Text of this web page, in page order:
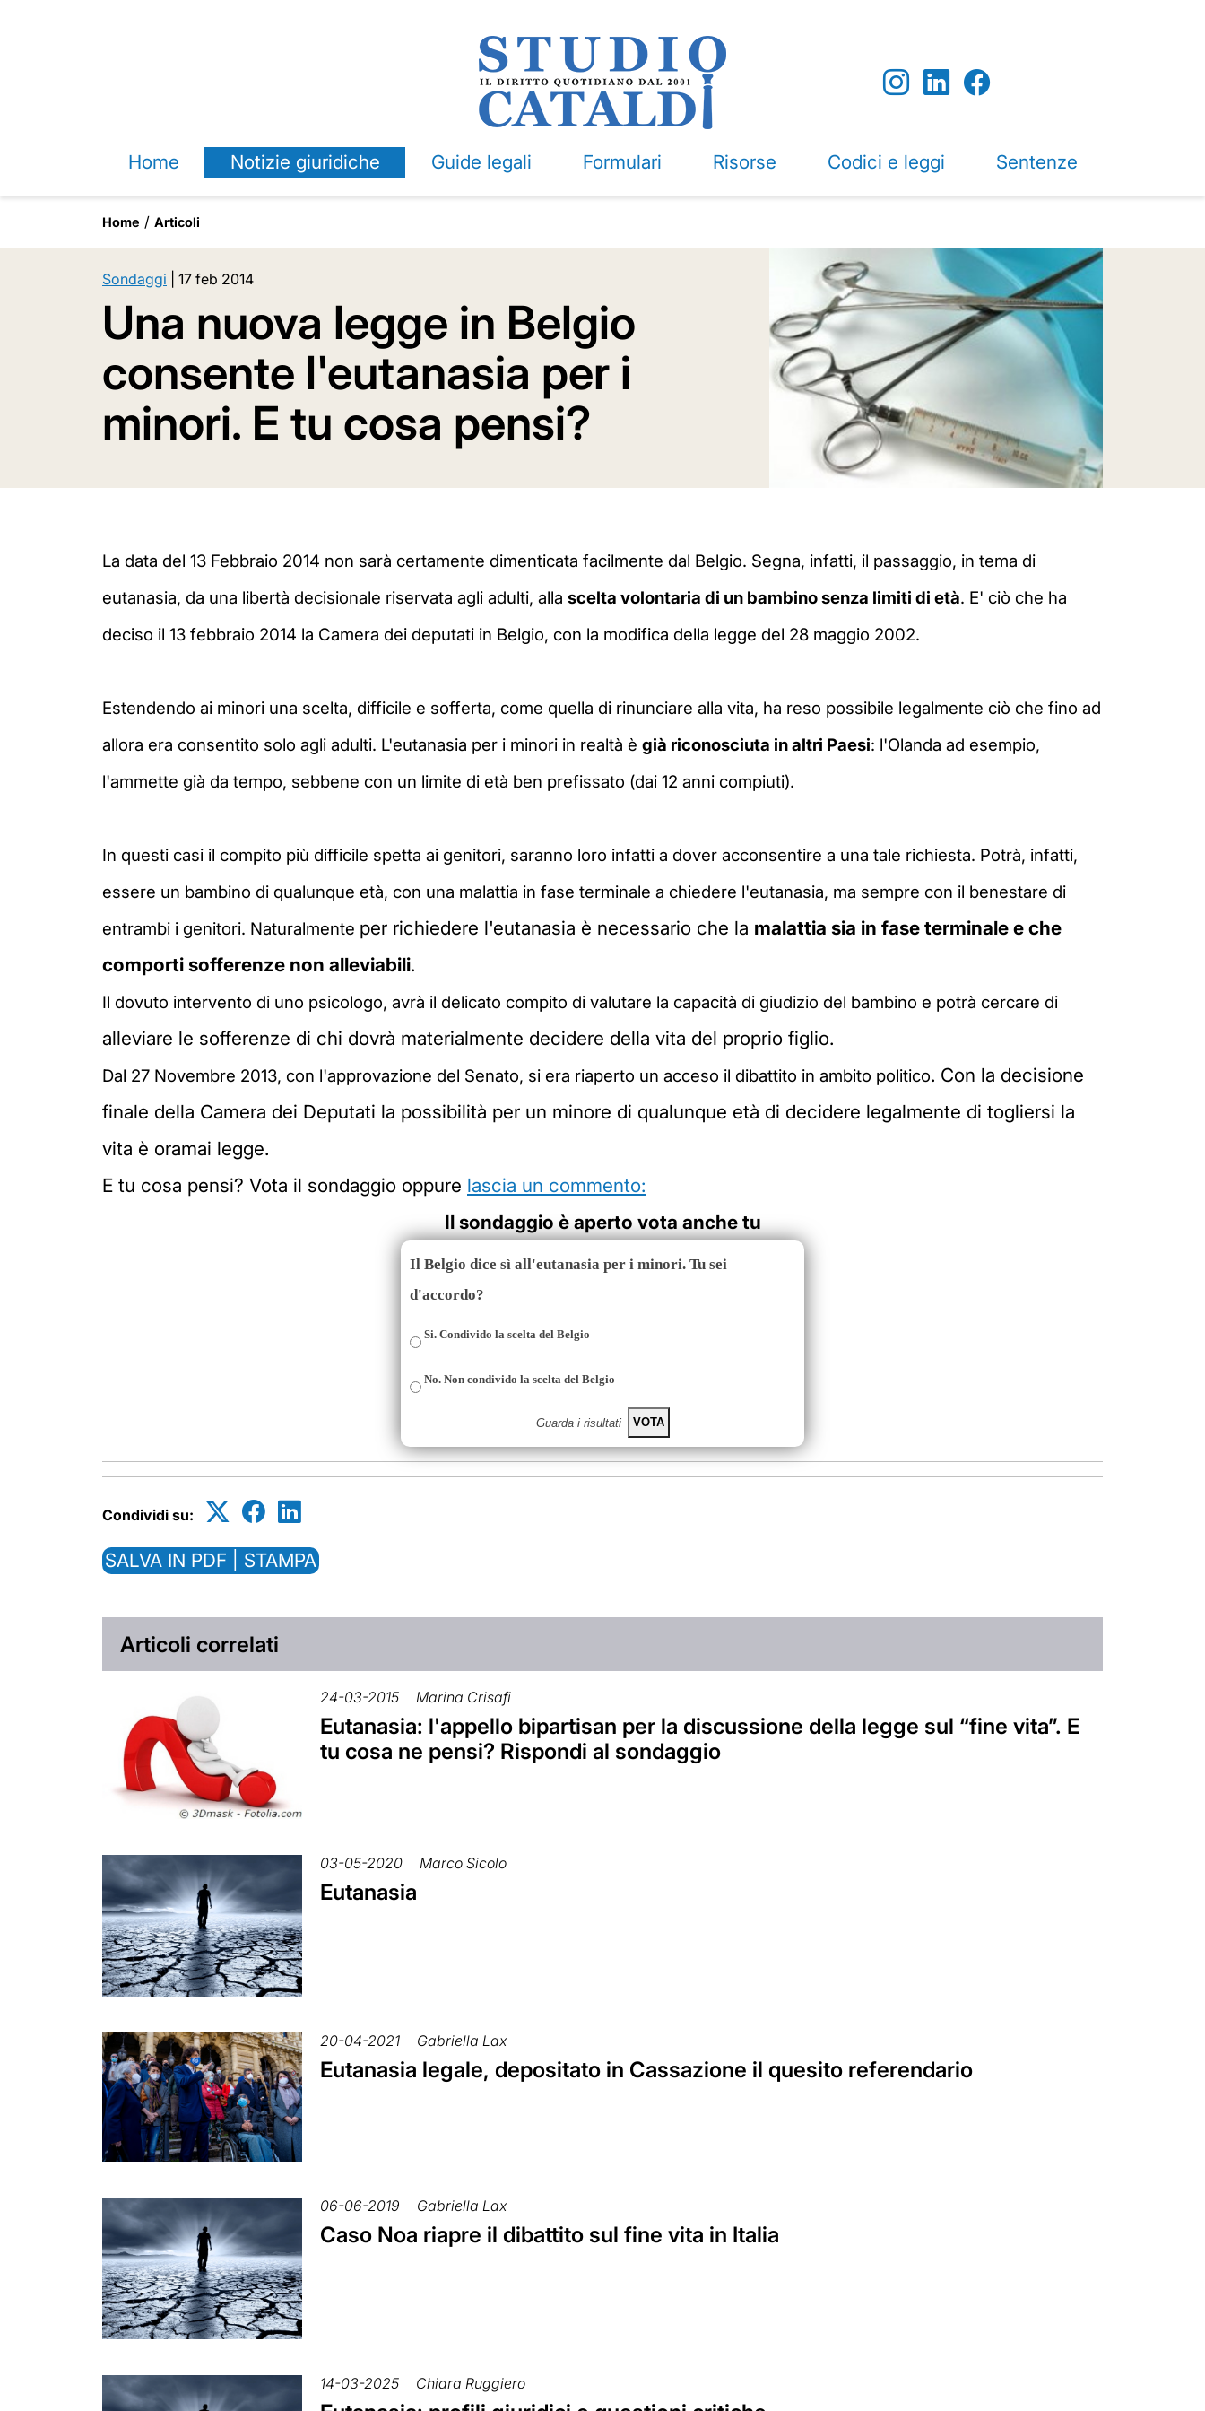
Home Notizie giuridiche Guide legali Formulari Risorse Codici e leggi Sentenze
Home Articoli
Sondaggi 17 feb 2014
Una nuova legge in Belgio
consente l'eutanasia per i
minori. E tu cosa pensi?
La data del 13 Febbraio 2014 non sarà certamente dimenticata facilmente dal Belgio. Segna, infatti, il passaggio, in tema di
eutanasia, da una libertà decisionale riservata agli adulti, alla scelta volontaria di un bambino senza limiti di età. E' ciò che ha
deciso il 13 febbraio 2014 la Camera dei deputati in Belgio, con la modifica della legge del 28 maggio 2002.
Estendendo ai minori una scelta, difficile e sofferta, come quella di rinunciare alla vita, ha reso possibile legalmente ciò che fino ad
allora era consentito solo agli adulti. L'eutanasia per i minori in realtà è già riconosciuta in altri Paesi: l'Olanda ad esempio,
l'ammette già da tempo, sebbene con un limite di età ben prefissato (dai 12 anni compiuti).
In questi casi il compito più difficile spetta ai genitori, saranno loro infatti a dover acconsentire a una tale richiesta. Potrà, infatti,
essere un bambino di qualunque età, con una malattia in fase terminale a chiedere l'eutanasia, ma sempre con il benestare di
entrambi i genitori. Naturalmente per richiedere l'eutanasia è necessario che la malattia sia in fase terminale e che
comporti sofferenze non alleviabili.
Il dovuto intervento di uno psicologo, avrà il delicato compito di valutare la capacità di giudizio del bambino e potrà cercare di
alleviare le sofferenze di chi dovrà materialmente decidere della vita del proprio figlio.
Dal 27 Novembre 2013, con l'approvazione del Senato, si era riaperto un acceso il dibattito in ambito politico. Con la decisione
finale della Camera dei Deputati la possibilità per un minore di qualunque età di decidere legalmente di togliersi la
vita è oramai legge.
E tu cosa pensi? Vota il sondaggio oppure lascia un commento:
Il sondaggio è aperto vota anche tu
Il Belgio dice sì all'eutanasia per i minori. Tu sei
d'accordo?
Si. Condivido la scelta del Belgio
No. Non condivido la scelta del Belgio
Guarda i risultati VOTA
Condividi su:
SALVA IN PDF | STAMPA
Articoli correlati
24-03-2015 Marina Crisafi
Eutanasia: l'appello bipartisan per la discussione della legge sul “fine vita”. E
tu cosa ne pensi? Rispondi al sondaggio
03-05-2020 Marco Sicolo
Eutanasia
20-04-2021 Gabriella Lax
Eutanasia legale, depositato in Cassazione il quesito referendario
06-06-2019 Gabriella Lax
Caso Noa riapre il dibattito sul fine vita in Italia
14-03-2025 Chiara Ruggiero